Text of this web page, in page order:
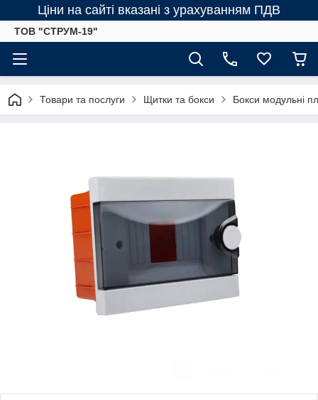
Ціни на сайті вказані з урахуванням ПДВ
ТОВ "СТРУМ-19"
Товари та послуги Щитки та бокси Бокси модульні